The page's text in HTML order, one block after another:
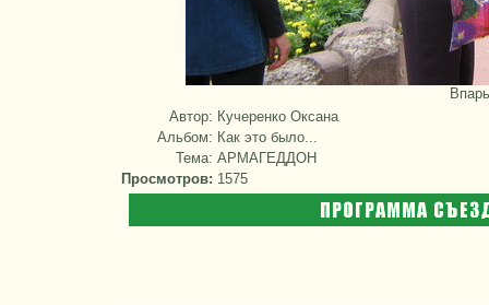
Автор: Кучеренко Оксана
Альбом: Как это было...
Тема: АРМАГЕДДОН
Просмотров: 1575